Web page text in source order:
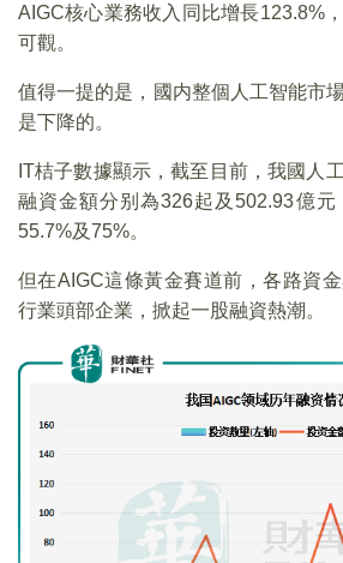
AIGC核心業務收入同比增長123.8%
可觀。
值得一提的是，國内整個人工智能市
是下降的。
IT桔子數據顯示，截至目前，我國人
融資金額分别為326起及502.93億
55.7%及75%。
但在AIGC這條黃金賽道前，各路資
行業頭部企業，掀起一股融資熱潮。